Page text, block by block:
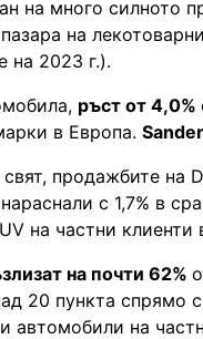
на много силното
на
на 2023 г.).
ръст от 4,0%
в Европа.
продажбите на
с 1,7% в
на частни клиенти
на почти 62%
20 пункта спрямо
автомобили на